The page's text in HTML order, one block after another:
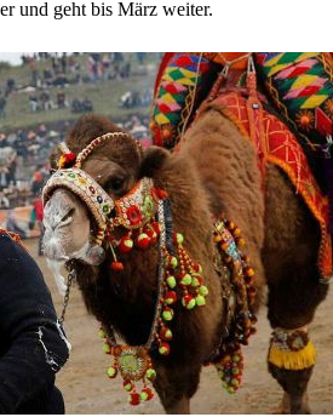
und geht bis März weiter.